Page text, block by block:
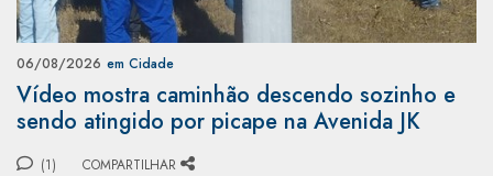
06/08/2026 em Cidade
Vídeo mostra caminhão descendo sozinho e
sendo atingido por picape na Avenida JK
(1) COMPARTILHAR